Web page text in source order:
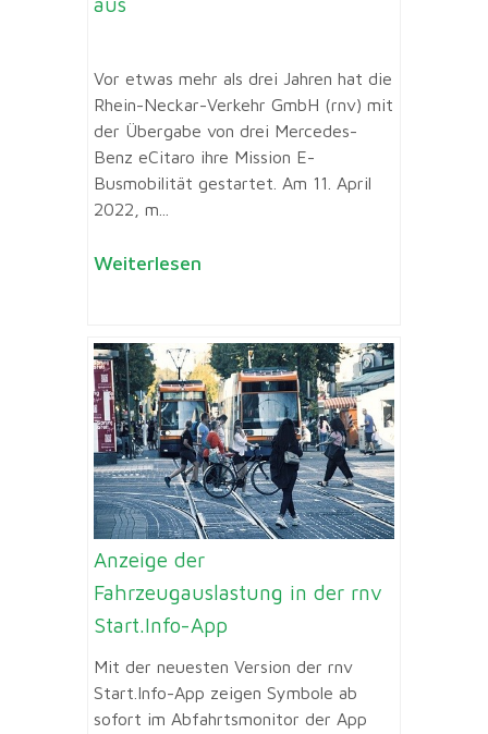
Vor etwas mehr als drei Jahren hat die
Rhein-Neckar-Verkehr GmbH (rnv) mit
der Übergabe von drei Mercedes-
Benz eCitaro ihre Mission E-
Busmobilität gestartet. Am 11. April
2022, m...
Weiterlesen
Anzeige der
Fahrzeugauslastung in der rnv
Start.Info-App
Mit der neuesten Version der rnv
Start.Info-App zeigen Symbole ab
sofort im Abfahrtsmonitor der App